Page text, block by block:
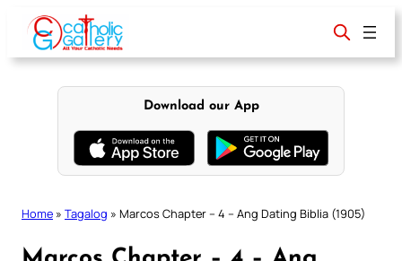
content
Download our App
Home » Tagalog » Marcos Chapter – 4 – Ang Dating Biblia (1905)